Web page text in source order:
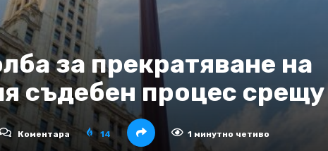
за прекратяване на
съдебен процес
Коментара 14 1 минутно четиво